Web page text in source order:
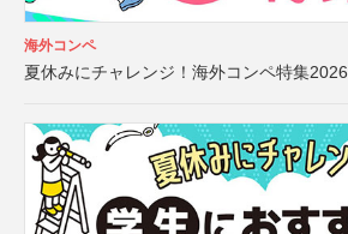
海外コンペ
夏休みにチャレンジ！海外コンペ特集2026